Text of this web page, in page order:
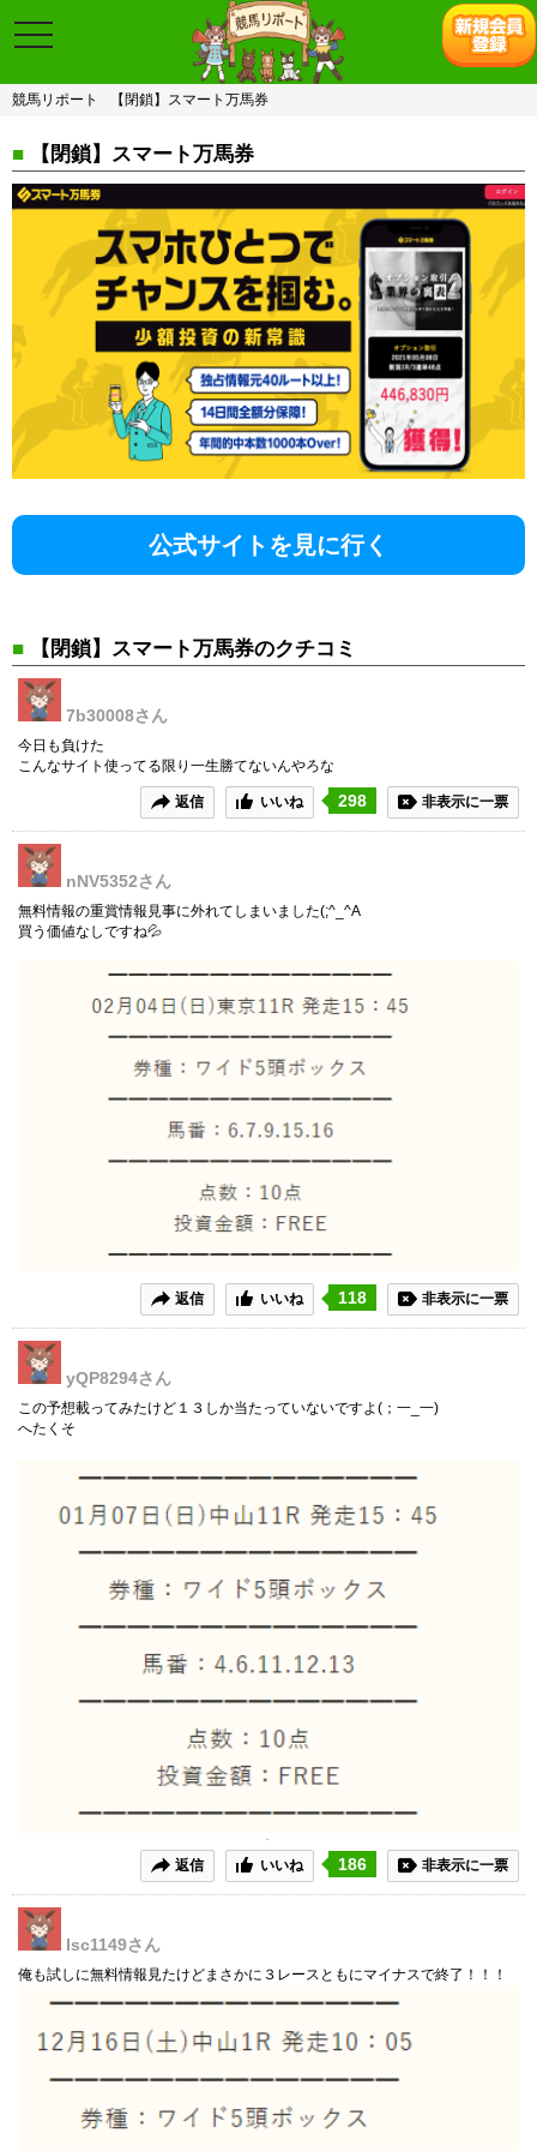
toggle
navigation
競馬リポート 【閉鎖】スマート万馬券
■ 【閉鎖】スマート万馬券
公式サイトを見に行く
■ 【閉鎖】スマート万馬券のクチコミ
7b30008さん
今日も負けた
こんなサイト使ってる限り一生勝てないんやろな
返信 いいね 298 非表示に一票
nNV5352さん
無料情報の重賞情報見事に外れてしまいました(;^_^A
買う価値なしですね💦
返信 いいね 118 非表示に一票
yQP8294さん
この予想載ってみたけど１３しか当たっていないですよ(；一_一)
へたくそ
返信 いいね 186 非表示に一票
lsc1149さん
俺も試しに無料情報見たけどまさかに３レースともにマイナスで終了！！！